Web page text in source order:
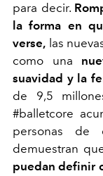
para decir.
la forma en
verse, las
como una
suavidad y la
de 9,5
#balletcore
personas de
demuestran
puedan definir